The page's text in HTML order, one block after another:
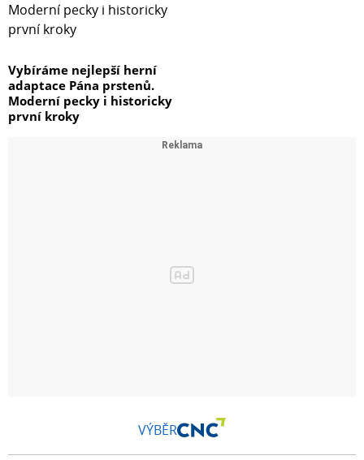
Vybíráme nejlepší herní
adaptace Pána prstenů.
Moderní pecky i historicky
první kroky
VÝBĚR